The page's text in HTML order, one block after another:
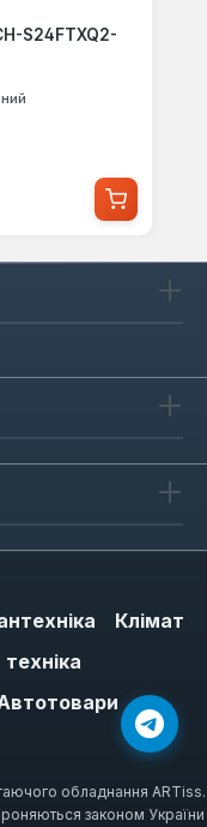
S24FTXQ2-
Клімат
обладнання ARTiss.
законом України